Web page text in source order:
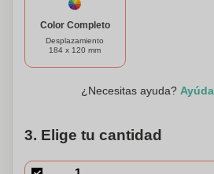
marketing única y memorable. Ya
organizando un evento,
simplemente buscando una bebida
es la elección perfecta para una
Color Completo
Desplazamiento
184 x 120 mm
¿Necesitas ayuda?
3. Elige tu cantidad